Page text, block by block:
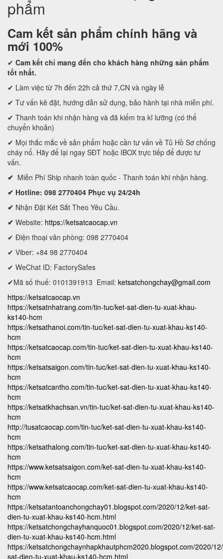
phẩm
Cam kết sản phẩm chính hãng và
mới 100%
✔ Cam kết chỉ mang đến cho khách hàng những sản phẩm
tốt nhất.
✔ Làm việc từ 7h đến 22h cả thứ 7,CN và ngày lễ
✔ Tư vấn kê đặt, hướng dẫn sử dụng, bảo hành tại nhà miễn phí.
✔ Thanh toán khi nhận hàng và đã kiểm tra kĩ lưỡng (có thể
chuyển khoản)
✔ Mọi thắc mắc về sản phẩm hoặc cần tư vấn về Tủ Hồ Sơ chống
cháy nổ. Hãy để lại ngay SĐT hoặc IBOX trực tiếp để được tư
vấn.
✔ Miễn Phí Ship nhanh toàn quốc - Thanh toán khi nhận hàng.
✔ Hotline: 098 2770404 Phục vụ 24/24h
✔ Nhận Đặt Két Sắt Theo Yêu Cầu.
✔ Website: https://ketsatcaocap.vn
✔ Điện thoại văn phòng: 098 2770404
✔ Viber: +84 98 2770404
✔ WeChat ID: FactorySafes
✔Mã số thuế: 0101391913 Email: ketsatchongchay@gmail.com
https://ketsatcaocap.vn
https://ketsatnhatrang.com/tin-tuc/ket-sat-dien-tu-xuat-khau-
ks140-hcm
https://ketsathanoi.com/tin-tuc/ket-sat-dien-tu-xuat-khau-ks140-
hcm
https://ketsatcaocap.com/tin-tuc/ket-sat-dien-tu-xuat-khau-ks140-
hcm
https://ketsatsaigon.com/tin-tuc/ket-sat-dien-tu-xuat-khau-ks140-
hcm
https://ketsatcantho.com/tin-tuc/ket-sat-dien-tu-xuat-khau-ks140-
hcm
https://ketsatkhachsan.vn/tin-tuc/ket-sat-dien-tu-xuat-khau-ks140-
hcm
http://tusatcaocap.com/tin-tuc/ket-sat-dien-tu-xuat-khau-ks140-
hcm
https://ketsathalong.com/tin-tuc/ket-sat-dien-tu-xuat-khau-ks140-
hcm
https://www.ketsatsaigon.com/ket-sat-dien-tu-xuat-khau-ks140-
hcm
https://www.ketsatcaocap.com/ket-sat-dien-tu-xuat-khau-ks140-
hcm
https://ketsatantoanchongchay01.blogspot.com/2020/12/ket-sat-
dien-tu-xuat-khau-ks140-hcm.html
https://ketsatchongchayhanquoc01.blogspot.com/2020/12/ket-sat-
dien-tu-xuat-khau-ks140-hcm.html
https://ketsatchongchaynhapkhautphcm2020.blogspot.com/2020/
sat-dien-tu-xuat-khau-ks140-hcm.html